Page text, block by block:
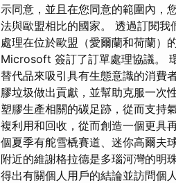
示同意，並且在您同意的範圍內，
法與歐盟相比的國家。 透過訂閱
處理在位於歐盟（愛爾蘭和荷蘭）
Microsoft 簽訂了訂單處理協議。
替代品來吸引具有生態意識的消費
膠垃圾做出貢獻，並幫助克服一次
塑膠生產相關的碳足跡，從而支持
複利用和回收，從而創造一個更具
個夏季有舵雪橇賽道、迷你高爾夫
附近的維謝格拉德是多瑙河灣的明
得出有關個人用戶的結論並訪問個